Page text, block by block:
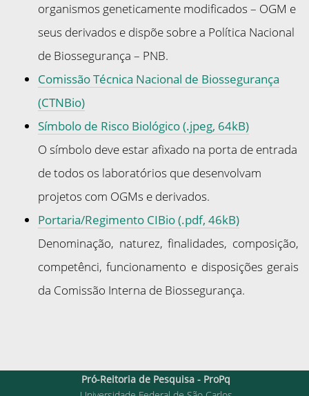
organismos geneticamente modificados – OGM e
seus derivados e dispõe sobre a Política Nacional
de Biossegurança – PNB.
Comissão Técnica Nacional de Biossegurança
(CTNBio)
Símbolo de Risco Biológico (.jpeg, 64kB)
O símbolo deve estar afixado na porta de entrada
de todos os laboratórios que desenvolvam
projetos com OGMs e derivados.
Portaria/Regimento CIBio (.pdf, 46kB)
Denominação, naturez, finalidades, composição,
competênci, funcionamento e disposições gerais
da Comissão Interna de Biossegurança.
Pró-Reitoria de Pesquisa - ProPq